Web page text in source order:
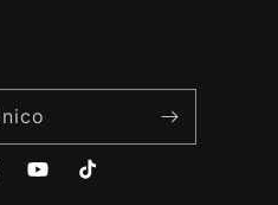
YouTubeTikTok